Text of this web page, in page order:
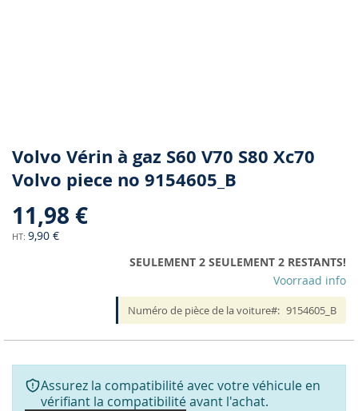
Skip
to
the
of
the
Volvo Vérin à gaz S60 V70 S80 Xc70
Volvo piece no 9154605_B
11,98 €
9,90 €
SEULEMENT 2 SEULEMENT 2 RESTANTS!
Voorraad info
Numéro de pièce de la voiture 9154605_B
Assurez la compatibilité avec votre véhicule en
vérifiant la compatibilité avant l'achat.